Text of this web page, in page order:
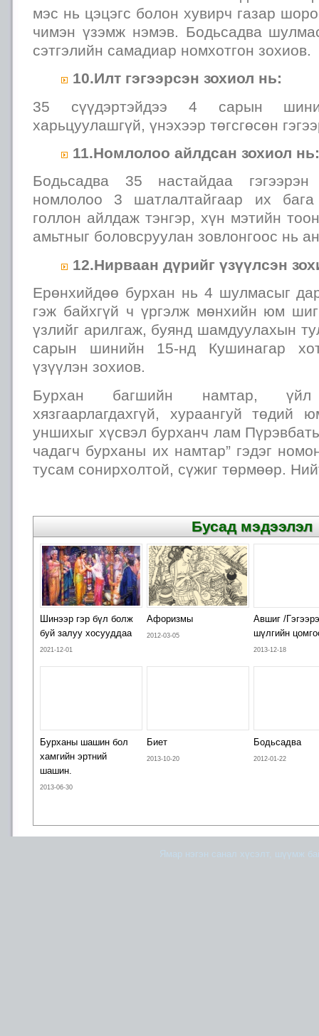
мэс нь цэцэгс болон хувирч газар
чимэн үзэмж нэмэв. Бодьсадва
сэтгэлийн самадиар номхотгон зохиов.
10.Илт гэгээрсэн зохиол нь:
35 сүүдэртэйдээ 4 сарын
харьцуулашгүй, үнэхээр төгсгөсөн
11.Номлолоо айлдсан зохиол нь:
Бодьсадва 35 настайдаа
номлолоо 3 шатлалтайгаар их
голлон айлдаж тэнгэр, хүн мэтийн
амьтныг боловсруулан зовлонгоос нь
12.Нирваан дүрийг үзүүлсэн
Ерөнхийдөө бурхан нь 4 шулмасыг
гэж байхгүй ч үргэлж мөнхийн юм
үзлийг арилгаж, буянд шамдуулахын
сарын шинийн 15-нд Кушинагар
үзүүлэн зохиов.
Бурхан багшийн намтар, үйл
хязгаарлагдахгүй, хураангуй төдий
уншихыг хүсвэл бурханч лам
чадагч бурханы их намтар” гэдэг
тусам сонирхолтой, сүжиг төрмөөр.
Бусад мэдээлэл
Шинээр гэр бүл болж
буй залуу хосууддаа
2021-12-01
Афоризмы
2012-03-05
Авшиг /
шүлгийн
2013-12-18
Бурханы шашин бол
хамгийн эртний
шашин.
2013-06-30
Биет
2013-10-20
Бодьсадва
2012-01-22
Ямар нэгэн санал хүсэлт, шүүмж